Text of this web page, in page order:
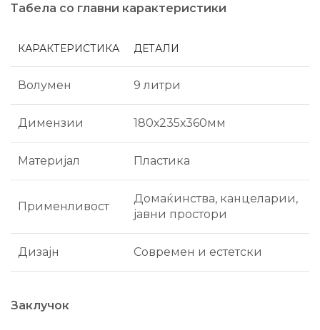
Табела со главни карактеристики
КАРАКТЕРИСТИКА ДЕТАЛИ
Волумен 9 литри
Димензии 180х235х360мм
Материјал Пластика
Применливост
Домаќинства, канцеларии,
јавни простори
Дизајн Современ и естетски
Заклучок